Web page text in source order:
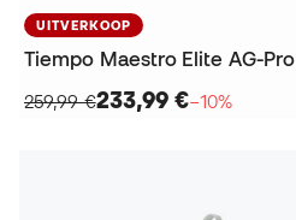
UITVERKOOP
259,99 €233,99 €−10%